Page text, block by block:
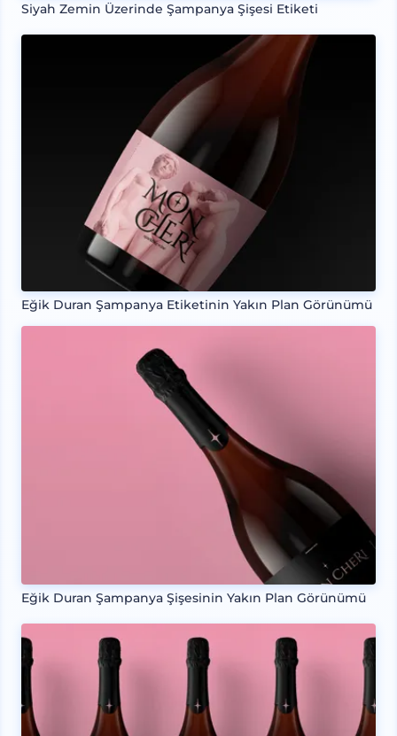
Siyah Zemin Üzerinde Şampanya Şişesi Etiketi
Eğik Duran Şampanya Etiketinin Yakın Plan Görünümü
Eğik Duran Şampanya Şişesinin Yakın Plan Görünümü